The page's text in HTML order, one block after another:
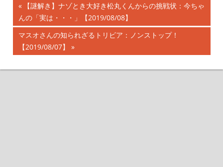
投
稿
ナ
ビ
前
の
記
事:
【謎解き】ナゾとき大好き松丸くんからの挑戦状：今ちゃ
んの「実は・・・」【2019/08/08】
次
の
事:
マスオさんの知られざるトリビア：ノンストップ！
【2019/08/07】